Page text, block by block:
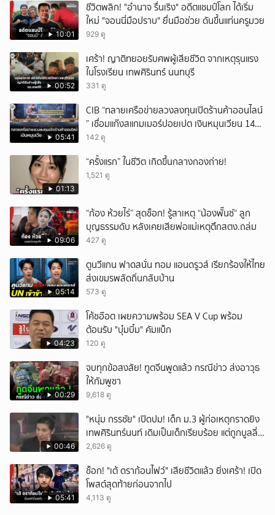
10:01
ชีวิตพลิก! "อำนาจ รื่นเริง" อดีตแชมป์โลก ได้เริ่ม
ใหม่ "จอนนี่มือปราบ" ยื่นมือช่วย ดันขึ้นแท่นครูมวย
929 ดู
00:52
เศร้า! ญาติทยอยรับศพผู้เสียชีวิต จากเหตุรุนแรง
ในโรงเรียน เทพศิรินทร์ นนทบุรี
331 ดู
05:41
CIB “ทลายเครือข่ายลวงลงทุนเปิดร้านค้าออนไลน์
” เชื่อมแก๊งสแกมเมอร์ปอยเปต เงินหมุนเวียน 149
ล้านบาท
142 ดู
01:13
“ครั้งแรก” ในชีวิต เกิดขึ้นกลางกองถ่าย!
1,521 ดู
09:06
“ก้อง ห้วยไร่” สุดช็อก! รู้สาเหตุ “น้องพั๊นซ์“ ลูก
บุญธรรมดับ หลังเคยเสียพ่อแม่เหตุตึกสตง.ถล่ม
427 ดู
05:14
ตูนวีแกน ฟาดสนั่น ทอม แอนดรูวส์ เรียกร้องให้ไทย
ส่งเขมรพลัดถิ่นกลับบ้าน
573 ดู
04:23
โค้ชอ๊อต เผยความพร้อม SEA V Cup พร้อม
ต้อนรับ "บุ๋มบิ๋ม" คัมแบ็ก
120 ดู
00:29
จบทุกข้อสงสัย! ทูตจีนพูดแล้ว กรณีข่าว ส่งอาวุธ
ให้กัมพูชา
9,618 ดู
00:46
"หนุ่ม กรรชัย" เปิดปม! เด็ก ม.3 ผู้ก่อเหตุกราดยิง
เทพศิรินทร์นนท์ เดิมเป็นเด็กเรียบร้อย แต่ถูกบูลลี่
หนัก คาดแรงกดดันสะสมกลายเป็นแรงแค้น จนก่อ
2,626 ดู
05:41
ช็อก! "เต้ ดราก้อนไฟว์" เสียชีวิตแล้ว ยิ่งเศร้า! เปิด
โพสต์สุดท้ายก่อนจากไป
4,113 ดู